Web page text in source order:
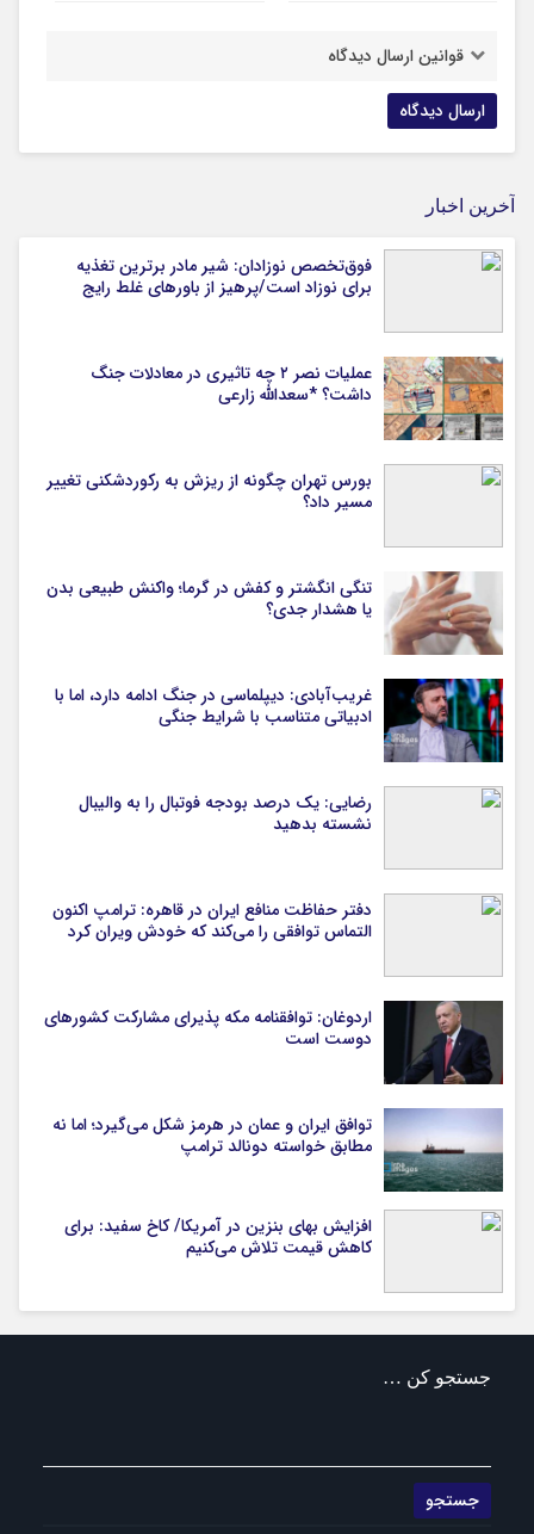
قوانین ارسال دیدگاه
آخرین اخبار
فوق‌تخصص نوزادان: شیر مادر برترین تغذیه
برای نوزاد است/پرهیز از باورهای غلط رایج
عملیات نصر ۲ چه تاثیری در معادلات جنگ
داشت؟ *سعدالله زارعی
بورس تهران چگونه از ریزش به رکوردشکنی تغییر
مسیر داد؟
تنگی انگشتر و کفش در گرما؛ واکنش طبیعی بدن
یا هشدار جدی؟
غریب‌آبادی: دیپلماسی در جنگ ادامه دارد، اما با
ادبیاتی متناسب با شرایط جنگی
رضایی: یک درصد بودجه فوتبال را به والیبال
نشسته بدهید
دفتر حفاظت منافع ایران در قاهره: ترامپ اکنون
التماس توافقی را می‌کند که خودش ویران کرد
اردوغان: توافقنامه مکه پذیرای مشارکت کشورهای
دوست است
توافق ایران و عمان در هرمز شکل می‌گیرد؛ اما نه
مطابق خواسته دونالد ترامپ
افزایش بهای بنزین در آمریکا/ کاخ سفید: برای
کاهش قیمت تلاش می‌کنیم
جستجو کن …